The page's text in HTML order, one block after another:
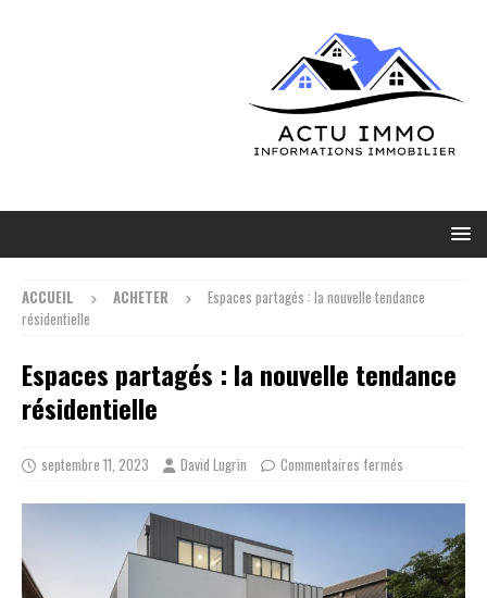
ACCUEIL ACHETER
Espaces partagés : la nouvelle tendance
résidentielle
Espaces partagés : la nouvelle tendance
résidentielle
septembre 11, 2023 David Lugrin Commentaires fermés